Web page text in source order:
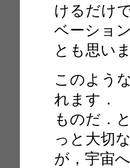
けるだけ
ベーショ
とも思
このよう
れます．
ものだ．
っと大切
が，宇宙